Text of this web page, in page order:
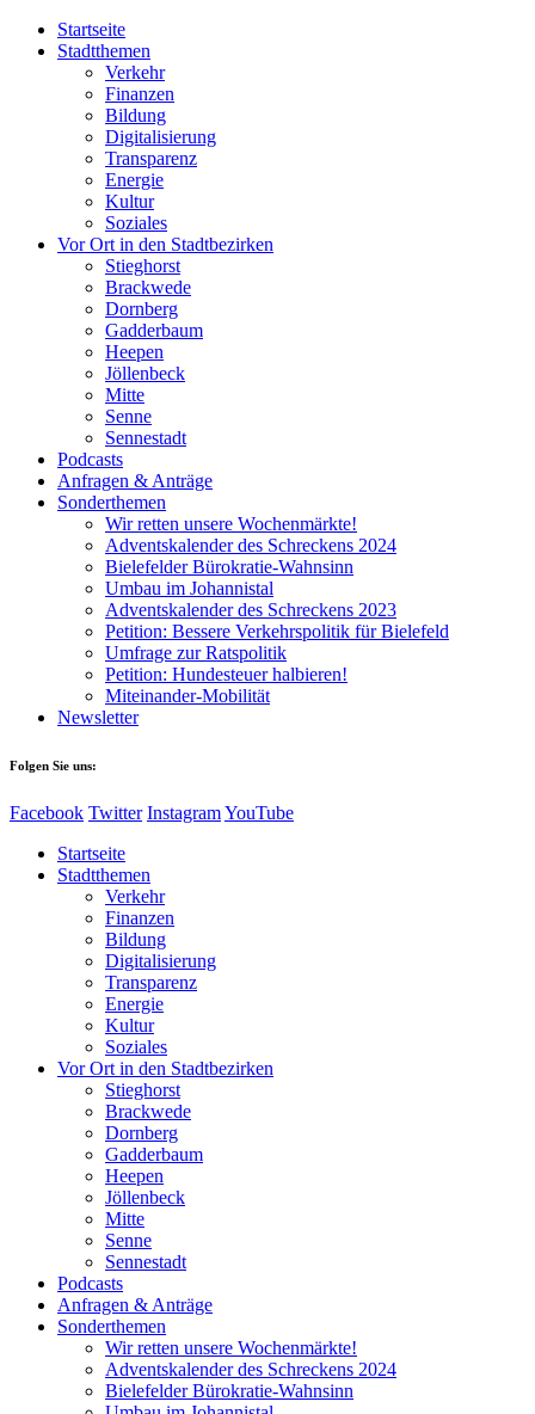
Startseite
Stadtthemen
Verkehr
Finanzen
Bildung
Digitalisierung
Transparenz
Energie
Kultur
Soziales
Vor Ort in den Stadtbezirken
Stieghorst
Brackwede
Dornberg
Gadderbaum
Heepen
Jöllenbeck
Mitte
Senne
Sennestadt
Podcasts
Anfragen & Anträge
Sonderthemen
Wir retten unsere Wochenmärkte!
Adventskalender des Schreckens 2024
Bielefelder Bürokratie-Wahnsinn
Umbau im Johannistal
Adventskalender des Schreckens 2023
Petition: Bessere Verkehrspolitik für Bielefeld​​
Umfrage zur Ratspolitik
Petition: Hundesteuer halbieren!
Miteinander-Mobilität
Newsletter
Folgen Sie uns:
Facebook Twitter InstagramYouTube
Startseite
Stadtthemen
Verkehr
Finanzen
Bildung
Digitalisierung
Transparenz
Energie
Kultur
Soziales
Vor Ort in den Stadtbezirken
Stieghorst
Brackwede
Dornberg
Gadderbaum
Heepen
Jöllenbeck
Mitte
Senne
Sennestadt
Podcasts
Anfragen & Anträge
Sonderthemen
Wir retten unsere Wochenmärkte!
Adventskalender des Schreckens 2024
Bielefelder Bürokratie-Wahnsinn